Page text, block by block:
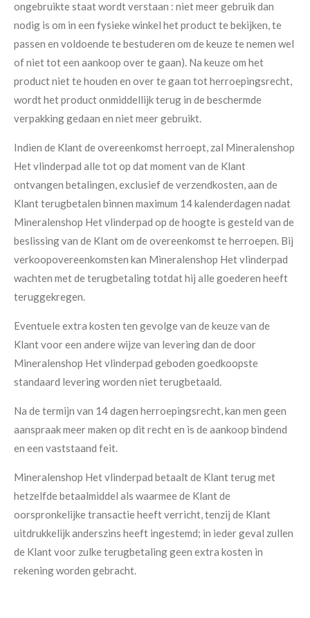
ongebruikte staat wordt verstaan : niet meer gebruik dan
nodig is om in een fysieke winkel het product te bekijken, te
passen en voldoende te bestuderen om de keuze te nemen wel
of niet tot een aankoop over te gaan). Na keuze om het
product niet te houden en over te gaan tot herroepingsrecht,
wordt het product onmiddellijk terug in de beschermde
verpakking gedaan en niet meer gebruikt.
Indien de Klant de overeenkomst herroept, zal Mineralenshop
Het vlinderpad alle tot op dat moment van de Klant
ontvangen betalingen, exclusief de verzendkosten, aan de
Klant terugbetalen binnen maximum 14 kalenderdagen nadat
Mineralenshop Het vlinderpad op de hoogte is gesteld van de
beslissing van de Klant om de overeenkomst te herroepen. Bij
verkoopovereenkomsten kan Mineralenshop Het vlinderpad
wachten met de terugbetaling totdat hij alle goederen heeft
teruggekregen.
Eventuele extra kosten ten gevolge van de keuze van de
Klant voor een andere wijze van levering dan de door
Mineralenshop Het vlinderpad geboden goedkoopste
standaard levering worden niet terugbetaald.
Na de termijn van 14 dagen herroepingsrecht, kan men geen
aanspraak meer maken op dit recht en is de aankoop bindend
en een vaststaand feit.
Mineralenshop Het vlinderpad betaalt de Klant terug met
hetzelfde betaalmiddel als waarmee de Klant de
oorspronkelijke transactie heeft verricht, tenzij de Klant
uitdrukkelijk anderszins heeft ingestemd; in ieder geval zullen
de Klant voor zulke terugbetaling geen extra kosten in
rekening worden gebracht.